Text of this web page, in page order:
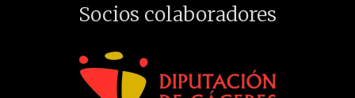
Socios colaboradores